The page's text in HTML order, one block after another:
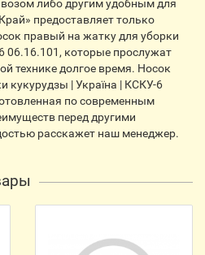
либо другим удобным для
предоставляет только
правый на жатку для уборки
06.16.101, которые прослужат
технике долгое время. Носок
кукурудзы | Україна | КСКУ-6
по современным
перед другими
расскажет наш менеджер.